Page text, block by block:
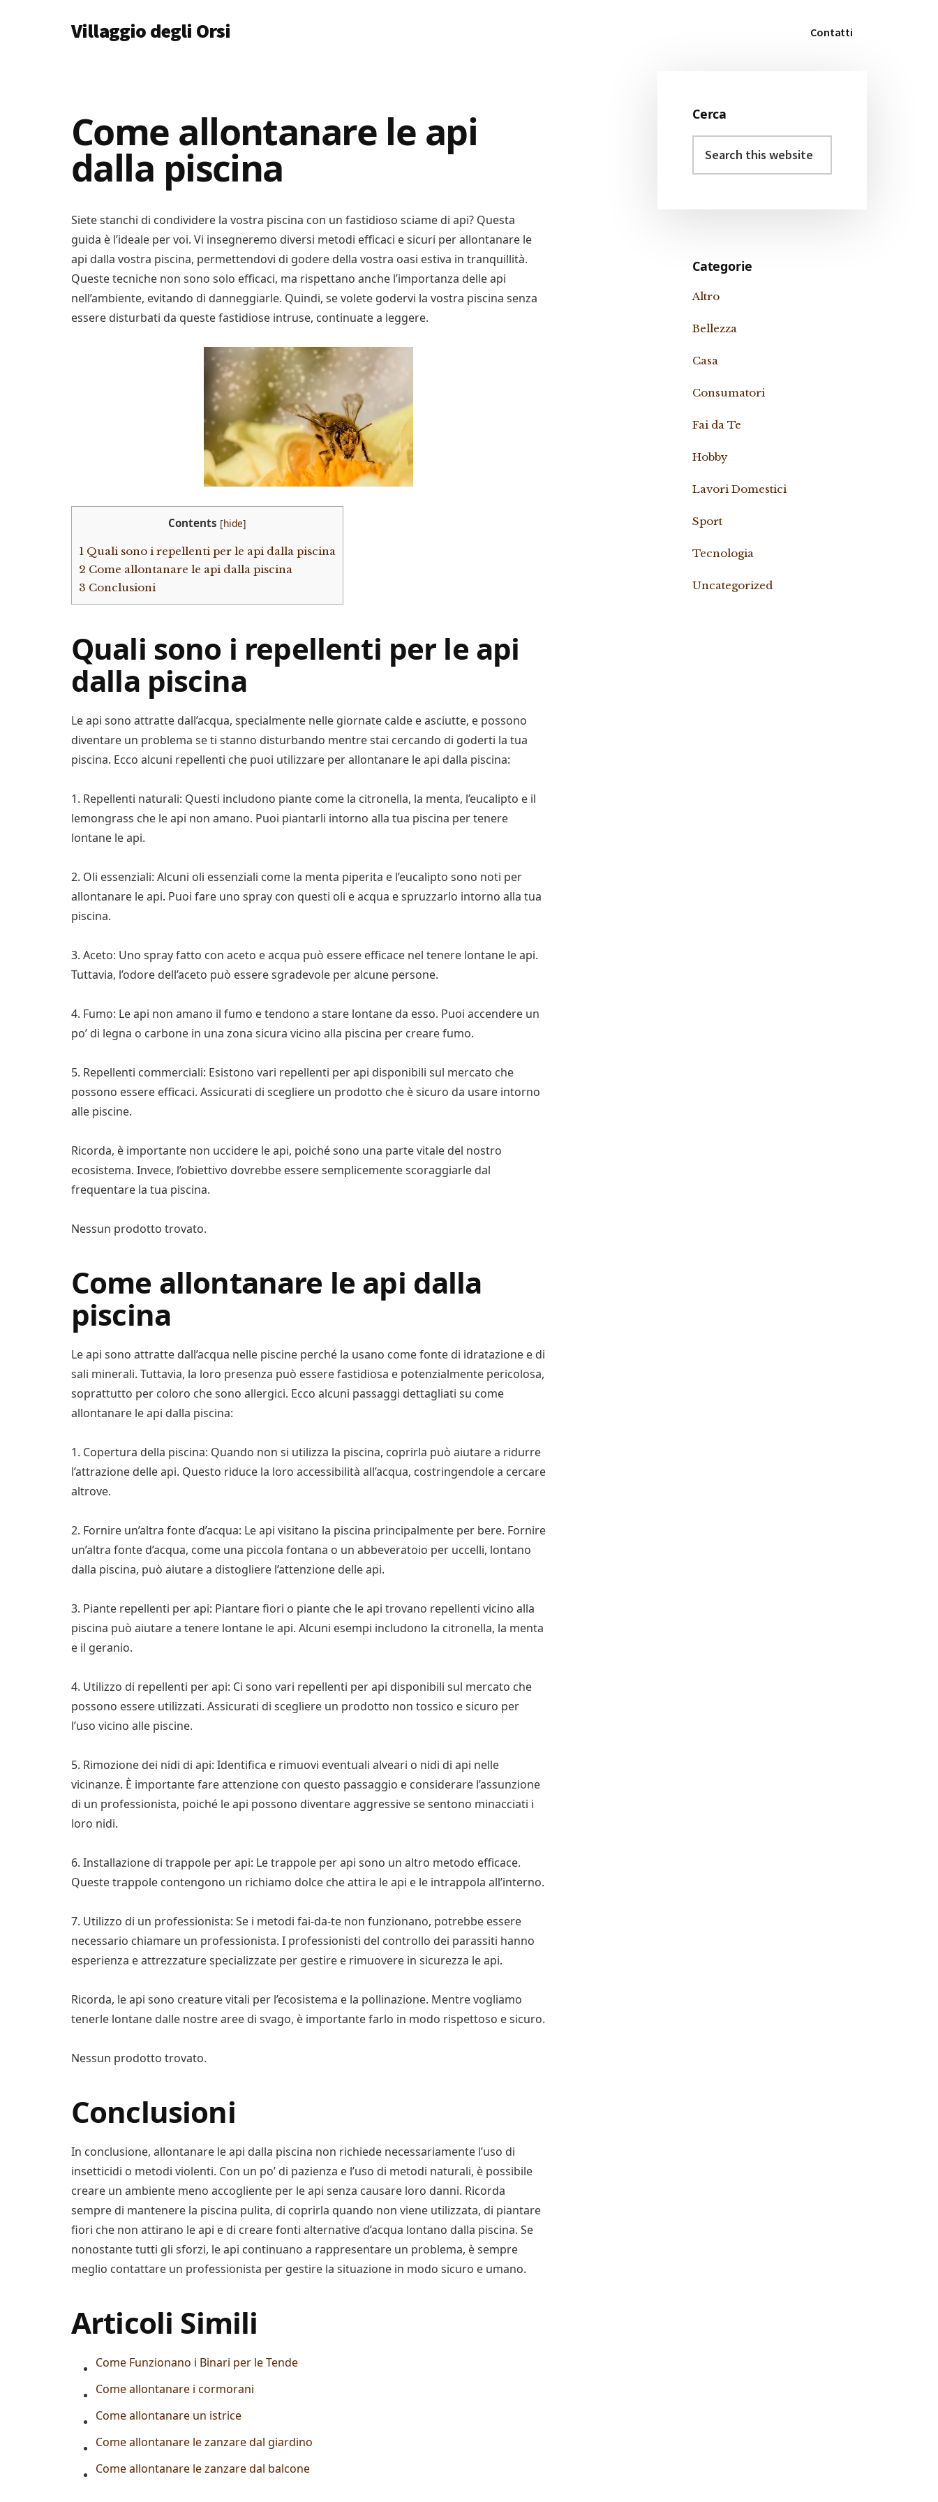
Additional
menuVillaggio degli Orsi
Tutto
Contatti
Come allontanare le api
dalla piscina
Siete stanchi di condividere la vostra piscina con un fastidioso sciame di api? Questa
guida è l’ideale per voi. Vi insegneremo diversi metodi efficaci e sicuri per allontanare le
api dalla vostra piscina, permettendovi di godere della vostra oasi estiva in tranquillità.
Queste tecniche non sono solo efficaci, ma rispettano anche l’importanza delle api
nell’ambiente, evitando di danneggiarle. Quindi, se volete godervi la vostra piscina senza
essere disturbati da queste fastidiose intruse, continuate a leggere.
Contents [hide]
1 Quali sono i repellenti per le api dalla piscina
2 Come allontanare le api dalla piscina
3 Conclusioni
Quali sono i repellenti per le api
dalla piscina
Le api sono attratte dall’acqua, specialmente nelle giornate calde e asciutte, e possono
diventare un problema se ti stanno disturbando mentre stai cercando di goderti la tua
piscina. Ecco alcuni repellenti che puoi utilizzare per allontanare le api dalla piscina:
1. Repellenti naturali: Questi includono piante come la citronella, la menta, l’eucalipto e il
lemongrass che le api non amano. Puoi piantarli intorno alla tua piscina per tenere
lontane le api.
2. Oli essenziali: Alcuni oli essenziali come la menta piperita e l’eucalipto sono noti per
allontanare le api. Puoi fare uno spray con questi oli e acqua e spruzzarlo intorno alla tua
piscina.
3. Aceto: Uno spray fatto con aceto e acqua può essere efficace nel tenere lontane le api.
Tuttavia, l’odore dell’aceto può essere sgradevole per alcune persone.
4. Fumo: Le api non amano il fumo e tendono a stare lontane da esso. Puoi accendere un
po’ di legna o carbone in una zona sicura vicino alla piscina per creare fumo.
5. Repellenti commerciali: Esistono vari repellenti per api disponibili sul mercato che
possono essere efficaci. Assicurati di scegliere un prodotto che è sicuro da usare intorno
alle piscine.
Ricorda, è importante non uccidere le api, poiché sono una parte vitale del nostro
ecosistema. Invece, l’obiettivo dovrebbe essere semplicemente scoraggiarle dal
frequentare la tua piscina.
Nessun prodotto trovato.
Come allontanare le api dalla
piscina
Le api sono attratte dall’acqua nelle piscine perché la usano come fonte di idratazione e di
sali minerali. Tuttavia, la loro presenza può essere fastidiosa e potenzialmente pericolosa,
soprattutto per coloro che sono allergici. Ecco alcuni passaggi dettagliati su come
allontanare le api dalla piscina:
1. Copertura della piscina: Quando non si utilizza la piscina, coprirla può aiutare a ridurre
l’attrazione delle api. Questo riduce la loro accessibilità all’acqua, costringendole a cercare
altrove.
2. Fornire un’altra fonte d’acqua: Le api visitano la piscina principalmente per bere. Fornire
un’altra fonte d’acqua, come una piccola fontana o un abbeveratoio per uccelli, lontano
dalla piscina, può aiutare a distogliere l’attenzione delle api.
3. Piante repellenti per api: Piantare fiori o piante che le api trovano repellenti vicino alla
piscina può aiutare a tenere lontane le api. Alcuni esempi includono la citronella, la menta
e il geranio.
4. Utilizzo di repellenti per api: Ci sono vari repellenti per api disponibili sul mercato che
possono essere utilizzati. Assicurati di scegliere un prodotto non tossico e sicuro per
l’uso vicino alle piscine.
5. Rimozione dei nidi di api: Identifica e rimuovi eventuali alveari o nidi di api nelle
vicinanze. È importante fare attenzione con questo passaggio e considerare l’assunzione
di un professionista, poiché le api possono diventare aggressive se sentono minacciati i
loro nidi.
6. Installazione di trappole per api: Le trappole per api sono un altro metodo efficace.
Queste trappole contengono un richiamo dolce che attira le api e le intrappola all’interno.
7. Utilizzo di un professionista: Se i metodi fai-da-te non funzionano, potrebbe essere
necessario chiamare un professionista. I professionisti del controllo dei parassiti hanno
esperienza e attrezzature specializzate per gestire e rimuovere in sicurezza le api.
Ricorda, le api sono creature vitali per l’ecosistema e la pollinazione. Mentre vogliamo
tenerle lontane dalle nostre aree di svago, è importante farlo in modo rispettoso e sicuro.
Nessun prodotto trovato.
Conclusioni
In conclusione, allontanare le api dalla piscina non richiede necessariamente l’uso di
insetticidi o metodi violenti. Con un po’ di pazienza e l’uso di metodi naturali, è possibile
creare un ambiente meno accogliente per le api senza causare loro danni. Ricorda
sempre di mantenere la piscina pulita, di coprirla quando non viene utilizzata, di piantare
fiori che non attirano le api e di creare fonti alternative d’acqua lontano dalla piscina. Se
nonostante tutti gli sforzi, le api continuano a rappresentare un problema, è sempre
meglio contattare un professionista per gestire la situazione in modo sicuro e umano.
Articoli Simili
Come Funzionano i Binari per le Tende
Come allontanare i cormorani
Come allontanare un istrice
Come allontanare le zanzare dal giardino
Come allontanare le zanzare dal balcone
Primary
Sidebar
Cerca
this
Categorie
Altro
Bellezza
Casa
Consumatori
Fai da Te
Hobby
Lavori Domestici
Sport
Tecnologia
Uncategorized